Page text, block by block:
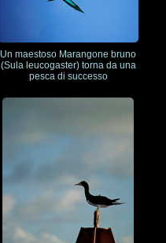
Un maestoso Marangone bruno
(Sula leucogaster) torna da una
pesca di successo